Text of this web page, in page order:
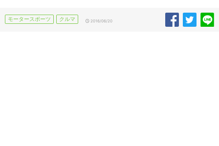
モータースポーツ クルマ 2016/06/20